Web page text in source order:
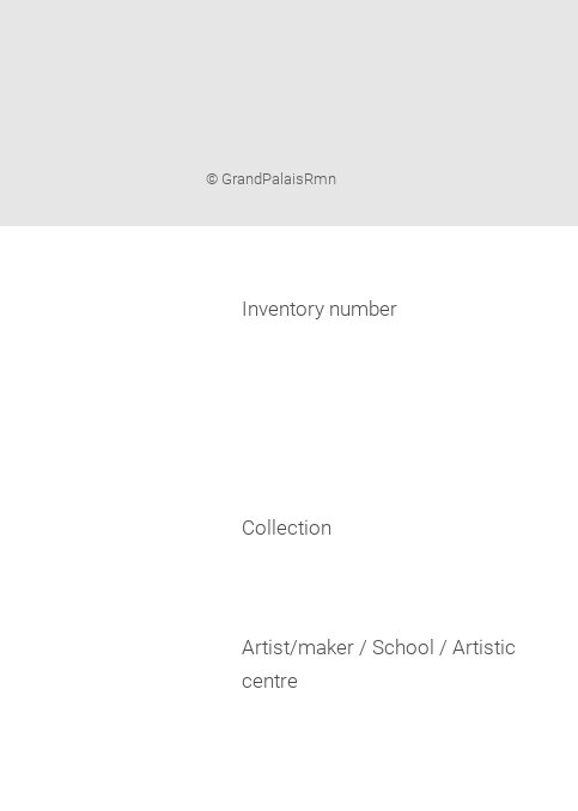
Image
© GrandPalaisRmn
Inventory number
Collection
Artist/maker / School / Artistic
centre